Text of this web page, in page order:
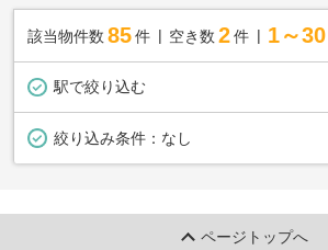
該当物件数 85件 空き数 2 件 1～30
駅で絞り込む
絞り込み条件： なし
ページトップへ